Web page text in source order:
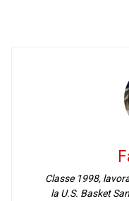
Classe 1998,
la U.S. Basket